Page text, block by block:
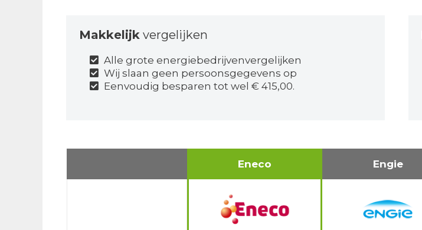
Makkelijkvergelijken
Alle grote energiebedrijvenvergelijken
Wij slaan geen persoonsgegevens op
Eenvoudig besparen tot wel € 415,00.
Eneco Engie